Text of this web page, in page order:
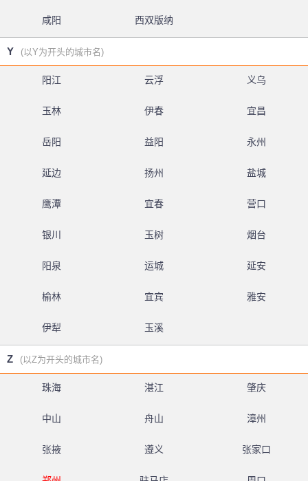
咸阳 西双版纳
Y (以Y为开头的城市名)
阳江 云浮 义乌
玉林 伊春 宜昌
岳阳 益阳 永州
延边 扬州 盐城
鹰潭 宜春 营口
银川 玉树 烟台
阳泉 运城 延安
榆林 宜宾 雅安
伊犁 玉溪
Z (以Z为开头的城市名)
珠海 湛江 肇庆
中山 舟山 漳州
张掖 遵义 张家口